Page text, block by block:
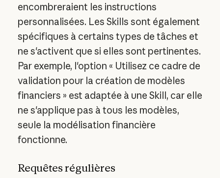
encombreraient les instructions
personnalisées. Les Skills sont également
spécifiques à certains types de tâches et
ne s'activent que si elles sont pertinentes.
Par exemple, l'option « Utilisez ce cadre de
validation pour la création de modèles
financiers » est adaptée à une Skill, car elle
ne s'applique pas à tous les modèles,
seule la modélisation financière
fonctionne.
Requêtes régulières